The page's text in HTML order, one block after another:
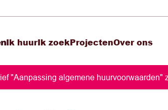
Ik huurIk zoekProjectenOver ons
"Aanpassing algemene